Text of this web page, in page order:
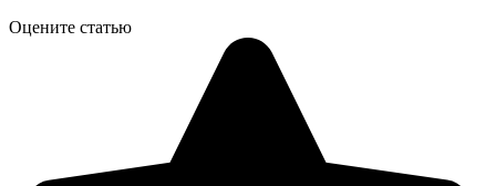
Оцените статью